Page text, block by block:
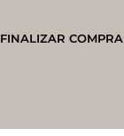
FINALIZAR COMPRA